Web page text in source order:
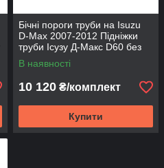
Бічні пороги труби на Isuzu
D-Max 2007-2012 Підніжки
труби Ісузу Д-Макс D60 без
накладок
В наявності
10 120 ₴/комплект
Купити